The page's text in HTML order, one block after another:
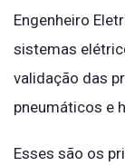
Engenheiro
sistemas
validação das
pneumáticos e
Esses são os